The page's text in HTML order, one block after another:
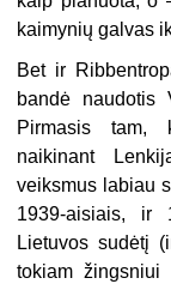
kaimynių galvas
Bet ir
bandė naudotis
Pirmasis tam,
naikinant
veiksmus labiau
1939-aisiais, ir
Lietuvos sudėtį
tokiam žingsniui